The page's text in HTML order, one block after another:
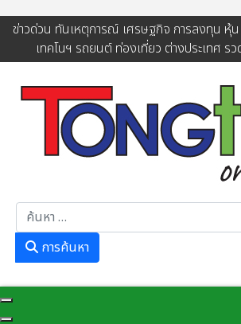
ข่าวด่วน ทันเหตุการณ์ เศรษฐกิจ การลงทุน หุ้
เทคโนฯ รถยนต์ ท่องเที่ยว ต่างประเทศ ร
การค้นหา